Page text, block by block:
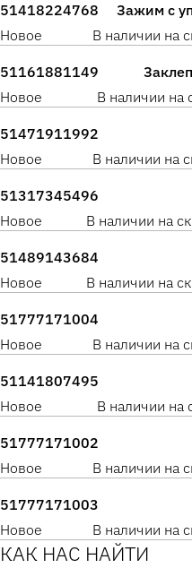
51418224768
Зажим с
Новое
В наличии на
51161881149
Новое
В наличии на
51471911992
Новое
В наличии на
51317345496
Новое
В наличии на
51489143684
Новое
В наличии на
51777171004
Новое
В наличии на
51141807495
Новое
В наличии на
51777171002
Новое
В наличии на
51777171003
Новое
В наличии на
КАК НАС НАЙТИ